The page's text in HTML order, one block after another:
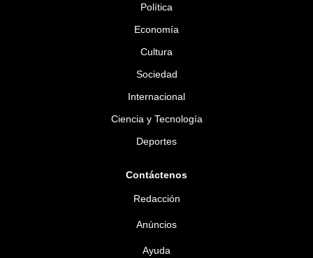
Política
Economía
Cultura
Sociedad
Internacional
Ciencia y Tecnología
Deportes
Contáctenos
Redacción
Anúncios
Ayuda